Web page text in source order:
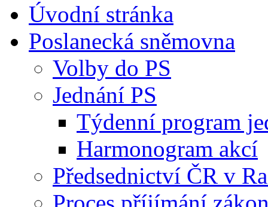
Úvodní stránka
Poslanecká sněmovna
Volby do PS
Jednání PS
Týdenní program
Harmonogram akcí
Předsednictví ČR v